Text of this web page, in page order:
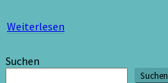
Weiterlesen
Suchen
Suchen